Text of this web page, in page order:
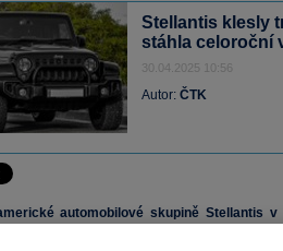
Stellantis klesly
stáhla celoroční
30.04.2025 10:56
Autor: ČTK
automobilové skupině Stellantis